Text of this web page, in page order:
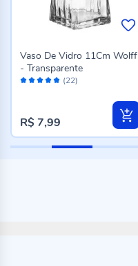
Avaliação: (22)
Vaso De Vidro 11Cm Wolff
- Transparente
R$ 7,99